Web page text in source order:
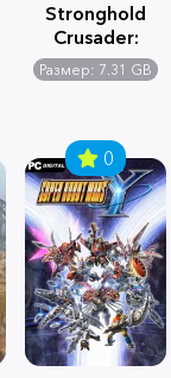
Stronghold
Crusader:
Definitive
Edition
Размер: 7.31 GB
0